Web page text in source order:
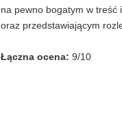
na pewno bogatym w treść
oraz przedstawiającym
Łączna ocena: 9/10